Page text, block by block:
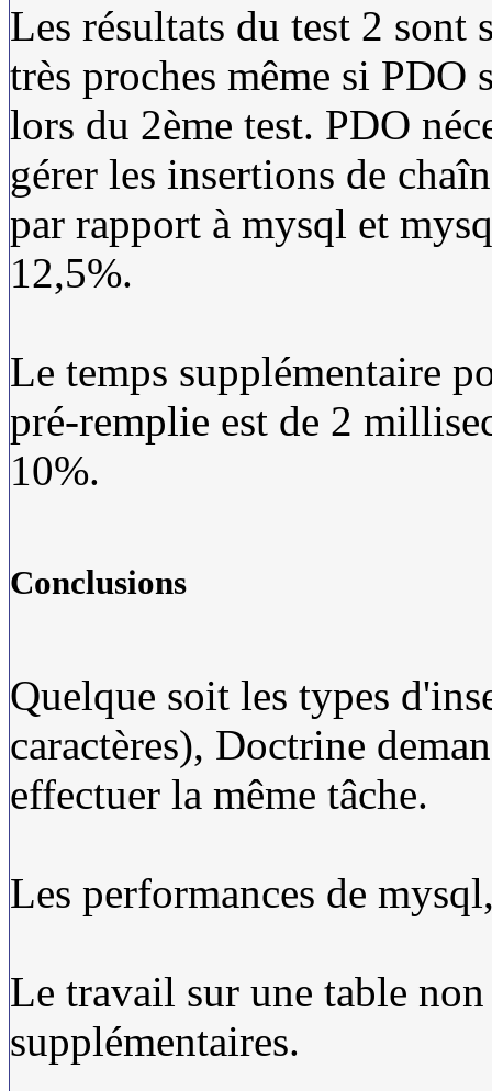
Les résultats du test 2 sont
très proches même si PDO
lors du 2ème test. PDO
gérer les insertions de
par rapport à mysql et
12,5%.
Le temps supplémentaire
pré-remplie est de 2
10%.
Conclusions
Quelque soit les types
caractères), Doctrine
effectuer la même tâche.
Les performances de
Le travail sur une table
supplémentaires.